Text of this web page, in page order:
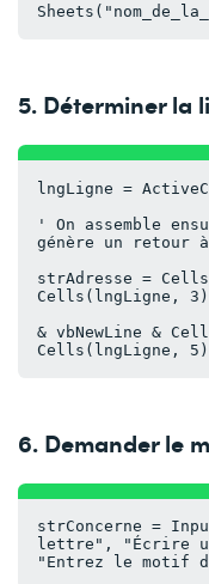
5. Déterminer la
lngLigne =
' On assemble
génère un retour
strAdresse =
Cells(lngLigne,
& vbNewLine &
Cells(lngLigne,
6. Demander le
strConcerne =
lettre", "Écrire
"Entrez le motif